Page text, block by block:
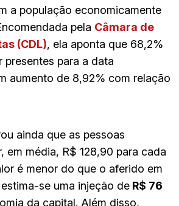
a população economicamente
pela Câmara de
(CDL), ela aponta que 68,2%
presentes para a data
aumento de 8,92% com relação
ainda que as pessoas
em média, R$ 128,90 para cada
é menor do que o aferido em
se uma injeção de R$ 76
da capital. Além disso,